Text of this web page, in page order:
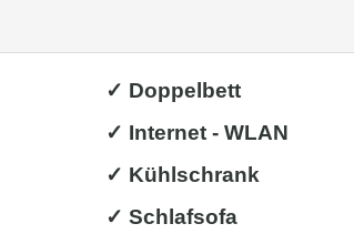
✓ Doppelbett
✓ Internet - WLAN
✓ Kühlschrank
✓ Schlafsofa